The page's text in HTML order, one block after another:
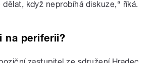
když neprobíhá diskuze,“ říká.
na periferii?